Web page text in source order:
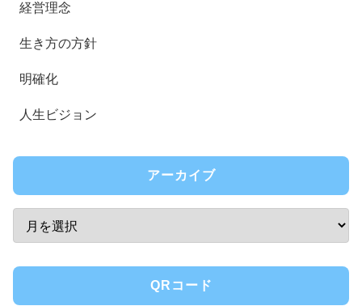
経営理念
生き方の方針
明確化
人生ビジョン
アーカイブ
QRコード